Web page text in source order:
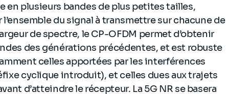
en plusieurs bandes de plus petites tailles,
du signal à transmettre sur chacune de
de spectre, le CP-OFDM permet d’obtenir
des générations précédentes, et est robuste
celles apportées par les interférences
cyclique introduit), et celles dues aux trajets
d’atteindre le récepteur. La 5G NR se basera